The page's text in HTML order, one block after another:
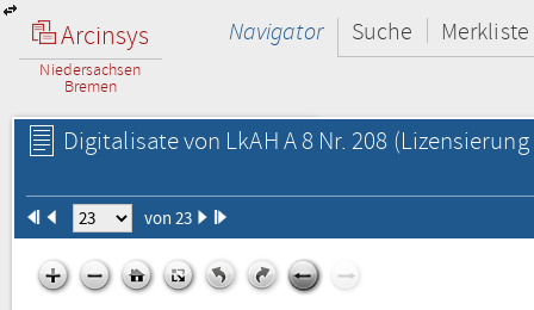
Arcinsys
Niedersachsen
Bremen
Navigator Suche Merkliste
Digitalisate von LkAH A 8 Nr. 208
von 23